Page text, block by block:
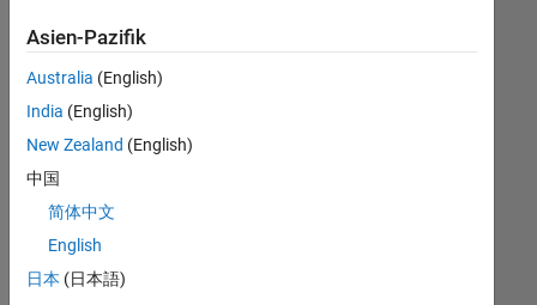
noch
keine
offenen
Stellen
können,
die
Ihren
entsprechen,
Asien-Pazifik
Australia (English)
India (English)
New Zealand (English)
中国
简体中文
English
日本 (日本語)